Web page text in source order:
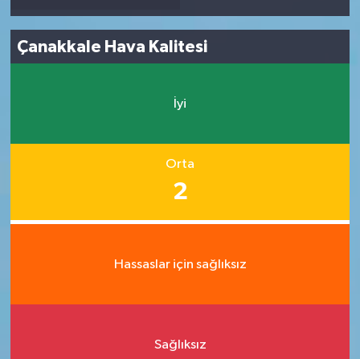
Çanakkale Hava Kalitesi
İyi
Orta
2
Hassaslar için sağlıksız
Sağlıksız